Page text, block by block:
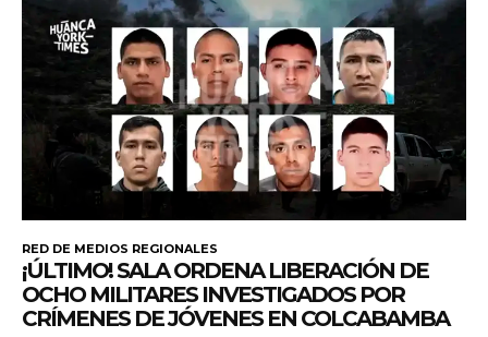
RED DE MEDIOS REGIONALES
¡ÚLTIMO! SALA ORDENA LIBERACIÓN DE
OCHO MILITARES INVESTIGADOS POR
CRÍMENES DE JÓVENES EN COLCABAMBA